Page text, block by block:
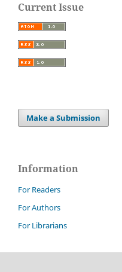
Current Issue
Make a Submission
Information
For Readers
For Authors
For Librarians